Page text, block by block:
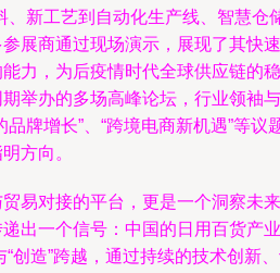
、新工艺到自动化生产线、智慧仓
展商通过现场演示，展现了其快速
力，为后疫情时代全球供应链的稳
举办的多场高峰论坛，行业领袖与
牌增长”、“跨境电商新机遇”等议
方向。
易对接的平台，更是一个洞察未来
出一个信号：中国的日用百货产业
“创造”跨越，通过持续的技术创新